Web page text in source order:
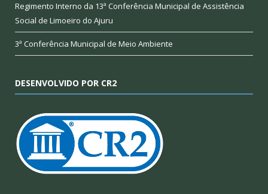
Regimento Interno da 13ª Conferência Municipal de Assistência
Social de Limoeiro do Ajuru
3ª Conferência Municipal de Meio Ambiente
DESENVOLVIDO POR CR2